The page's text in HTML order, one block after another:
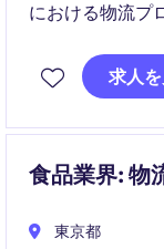
における物流プ
ートする重要な
求人
食品業界: 物
東京都